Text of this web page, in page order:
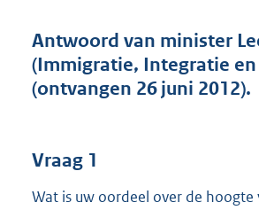
b
Antwoord van minister
(Immigratie, Integratie en
(ontvangen 26 juni 2012).
Vraag 1
Wat is uw oordeel over de hoogte